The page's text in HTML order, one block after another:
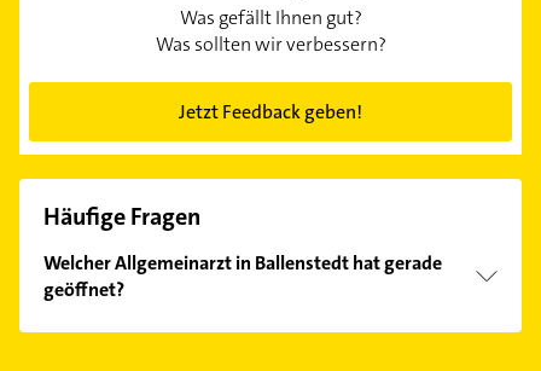
Was gefällt Ihnen gut?
Was sollten wir verbessern?
Jetzt Feedback geben!
Häufige Fragen
Welcher Allgemeinarzt in Ballenstedt hat gerade
geöffnet?
Im Anbieter-Bereich finden Sie alleÖffnungszeiten.